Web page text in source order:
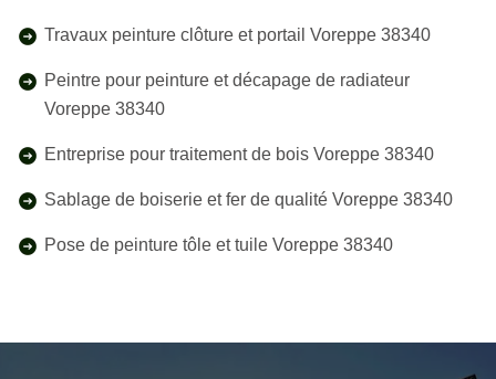
Travaux peinture clôture et portail Voreppe 38340
Peintre pour peinture et décapage de radiateur
Voreppe 38340
Entreprise pour traitement de bois Voreppe 38340
Sablage de boiserie et fer de qualité Voreppe 38340
Pose de peinture tôle et tuile Voreppe 38340